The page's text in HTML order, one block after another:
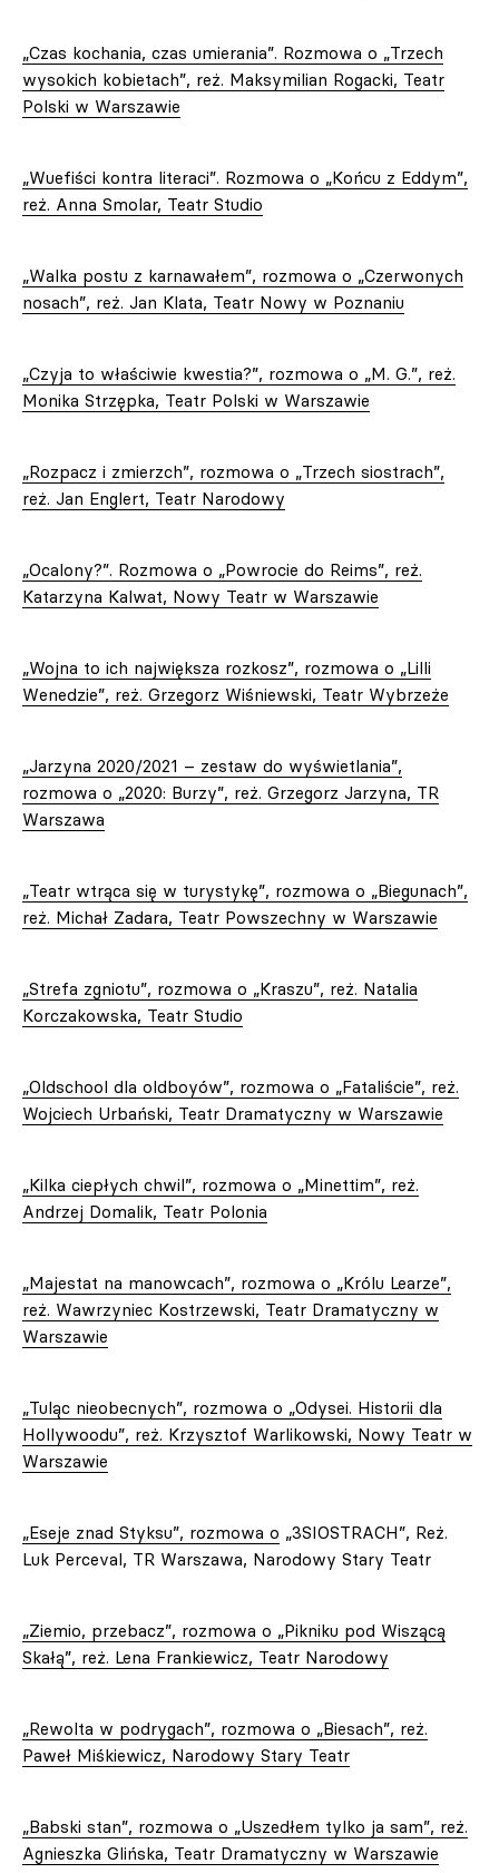
„Czas kochania, czas umierania”. Rozmowa o „Trzech
wysokich kobietach”, reż. Maksymilian Rogacki, Teatr
Polski w Warszawie
„Wuefiści kontra literaci”. Rozmowa o „Końcu z Eddym”,
reż. Anna Smolar, Teatr Studio
„Walka postu z karnawałem”, rozmowa o „Czerwonych
nosach”, reż. Jan Klata, Teatr Nowy w Poznaniu
„Czyja to właściwie kwestia?”, rozmowa o „M. G.”, reż.
Monika Strzępka, Teatr Polski w Warszawie
„Rozpacz i zmierzch”, rozmowa o „Trzech siostrach”,
reż. Jan Englert, Teatr Narodowy
„Ocalony?”. Rozmowa o „Powrocie do Reims”, reż.
Katarzyna Kalwat, Nowy Teatr w Warszawie
„Wojna to ich największa rozkosz”, rozmowa o „Lilli
Wenedzie”, reż. Grzegorz Wiśniewski, Teatr Wybrzeże
„Jarzyna 2020/2021 – zestaw do wyświetlania”,
rozmowa o „2020: Burzy”, reż. Grzegorz Jarzyna, TR
Warszawa
„Teatr wtrąca się w turystykę”, rozmowa o „Biegunach”,
reż. Michał Zadara, Teatr Powszechny w Warszawie
„Strefa zgniotu”, rozmowa o „Kraszu”, reż. Natalia
Korczakowska, Teatr Studio
„Oldschool dla oldboyów”, rozmowa o „Fataliście”, reż.
Wojciech Urbański, Teatr Dramatyczny w Warszawie
„Kilka ciepłych chwil”, rozmowa o „Minettim”, reż.
Andrzej Domalik, Teatr Polonia
„Majestat na manowcach”, rozmowa o „Królu Learze”,
reż. Wawrzyniec Kostrzewski, Teatr Dramatyczny w
Warszawie
„Tuląc nieobecnych”, rozmowa o „Odysei. Historii dla
Hollywoodu”, reż. Krzysztof Warlikowski, Nowy Teatr w
Warszawie
„Eseje znad Styksu”, rozmowa o „3SIOSTRACH”, Reż.
Luk Perceval, TR Warszawa, Narodowy Stary Teatr
„Ziemio, przebacz”, rozmowa o „Pikniku pod Wiszącą
Skałą”, reż. Lena Frankiewicz, Teatr Narodowy
„Rewolta w podrygach”, rozmowa o „Biesach”, reż.
Paweł Miśkiewicz, Narodowy Stary Teatr
„Babski stan”, rozmowa o „Uszedłem tylko ja sam”, reż.
Agnieszka Glińska, Teatr Dramatyczny w Warszawie